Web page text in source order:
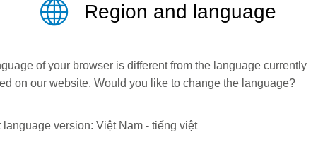
Region and language
of your browser is different from the language currently
on our website. Would you like to change the language?
language version: Việt Nam - tiếng việt